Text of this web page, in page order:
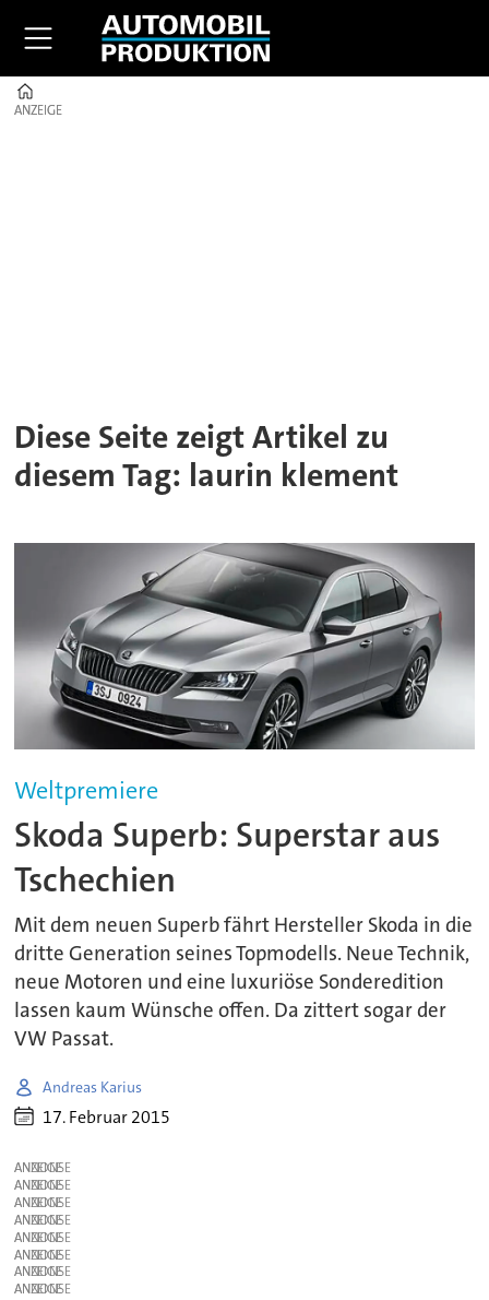
ANZEIGE
ANZEIGE
Diese Seite zeigt Artikel zu
diesem Tag: laurin klement
Weltpremiere
Skoda Superb: Superstar aus
Tschechien
Mit dem neuen Superb fährt Hersteller Skoda in die
dritte Generation seines Topmodells. Neue Technik,
neue Motoren und eine luxuriöse Sonderedition
lassen kaum Wünsche offen. Da zittert sogar der
VW Passat.
Andreas Karius
17. Februar 2015
ANZEIGE
ANZEIGE
ANZEIGE
ANZEIGE
ANZEIGE
ANZEIGE
ANZEIGE
ANZEIGE